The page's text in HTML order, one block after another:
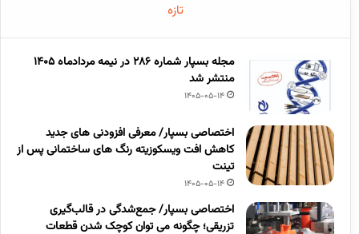
تازه
مجله بسپار شماره 286 در نیمه مردادماه 1405
منتشر شد
1405-05-14
اختصاصی بسپار/ معرفی افزودنی های جدید
کاهش افت ویسکوزیته رنگ های ساختمانی پس از
تینت
1405-05-14
اختصاصی بسپار/ جمع‌شدگی در قالب‌گیری
تزریقی؛ چگونه می توان کوچک شدن قطعات